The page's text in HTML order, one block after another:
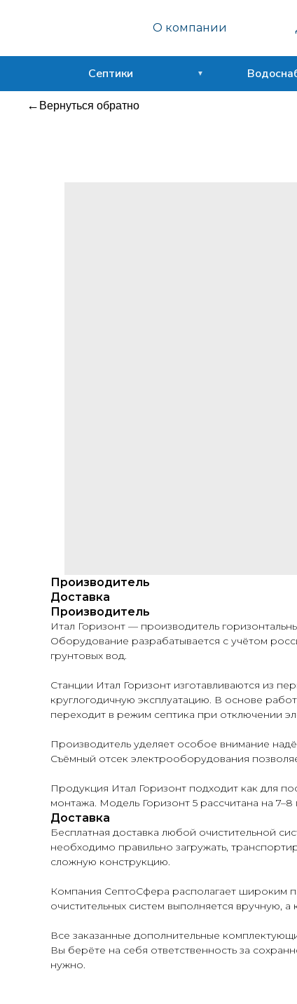
О компании
Септики
Вернуться обратно
Производитель
Доставка
Производитель
Итал Горизонт — производитель
Оборудование разрабатывается с учётом
грунтовых вод.
Станции Итал Горизонт изготавливаются из
круглогодичную эксплуатацию. В основе
переходит в режим септика при отключении
Производитель уделяет особое внимание
Съёмный отсек электрооборудования
Продукция Итал Горизонт подходит как для
монтажа. Модель Горизонт 5 рассчитана на
Доставка
Бесплатная доставка любой очистительной
необходимо правильно загружать,
сложную конструкцию.
Компания СептоСфера располагает широким
очистительных систем выполняется вручную,
Все заказанные дополнительные
Вы берёте на себя ответственность за
нужно.